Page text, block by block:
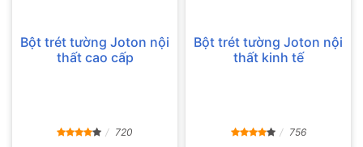
Bột trét tường Joton nội
thất cao cấp
720
Bột trét tường Joton nội
thất kinh tế
756